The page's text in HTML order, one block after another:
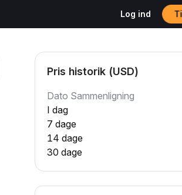
Log ind
Pris historik (USD)
Dato Sammenligning
I dag
7 dage
14 dage
30 dage